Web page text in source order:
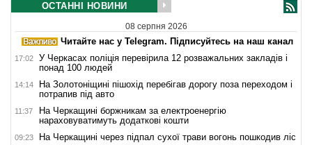
ОСТАННІ НОВИНИ
08 серпня 2026
Читайте нас у Telegram. Підписуйтесь на наш канал
17:02
У Черкасах поліція перевірила 12 розважальних закладів і
понад 100 людей
14:14
На Золотоніщині пішохід перебігав дорогу поза переходом і
потрапив під авто
11:37
На Черкащині боржникам за електроенергію
нараховуватимуть додаткові кошти
09:23 На Черкащині через підпал сухої трави вогонь пошкодив ліс